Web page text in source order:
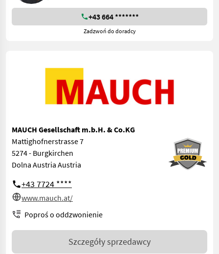
+43 664 *******
Zadzwoń do doradcy
MAUCH Gesellschaft m.b.H. & Co.KG
Mattighofnerstrasse 7
5274 - Burgkirchen
Dolna Austria Austria
+43 7724 ****
www.mauch.at/
Poproś o oddzwonienie
Szczegóły sprzedawcy